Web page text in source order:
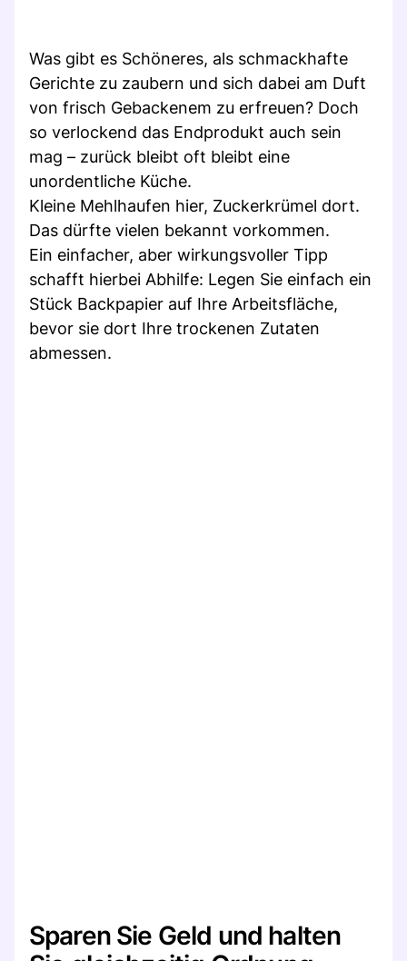
Was gibt es Schöneres, als schmackhafte
Gerichte zu zaubern und sich dabei am Duft
von frisch Gebackenem zu erfreuen? Doch
so verlockend das Endprodukt auch sein
mag – zurück bleibt oft bleibt eine
unordentliche Küche.
Kleine Mehlhaufen hier, Zuckerkrümel dort.
Das dürfte vielen bekannt vorkommen.
Ein einfacher, aber wirkungsvoller Tipp
schafft hierbei Abhilfe: Legen Sie einfach ein
Stück Backpapier auf Ihre Arbeitsfläche,
bevor sie dort Ihre trockenen Zutaten
abmessen.
Sparen Sie Geld und halten